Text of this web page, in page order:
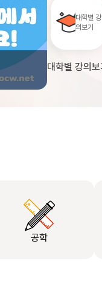
대학별 강
의보기
대학별 강의보
공학